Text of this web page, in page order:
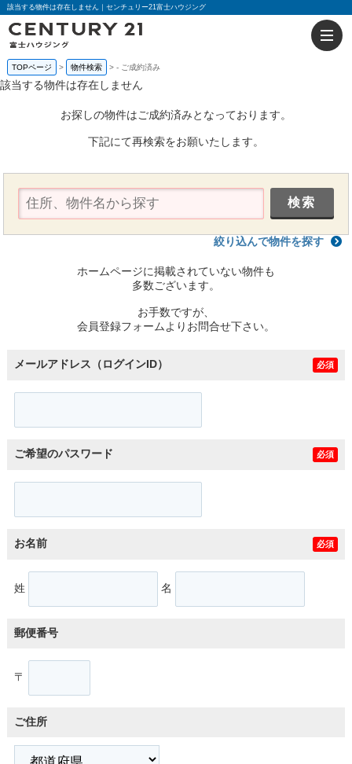
該当する物件は存在しません｜センチュリー21富士ハウジング
TOPページ 物件検索 - ご成約済み
該当する物件は存在しません
お探しの物件はご成約済みとなっております。
下記にて再検索をお願いたします。
絞り込んで物件を探す
ホームページに掲載されていない物件も
多数ございます。
お手数ですが、
会員登録フォームよりお問合せ下さい。
メールアドレス（ログインID） 必須
ご希望のパスワード 必須
お名前 必須
姓 名
郵便番号
〒
ご住所